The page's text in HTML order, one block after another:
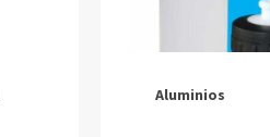
Aluminios